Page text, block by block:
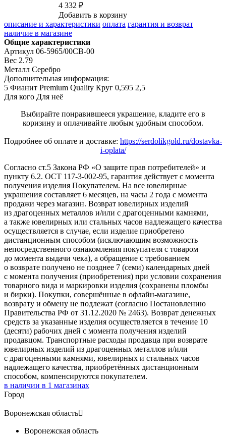
4 332 ₽
Добавить в корзину
описание и характеристики оплата гарантия и возврат
наличие в магазине
Общие характеристики
Артикул 06-5965/00СВ-00
Вес 2.79
Металл Серебро
Дополнительная информация:
5 Фианит Premium Quality Круг 0,595 2,5
Для кого Для неё
Выбирайте понравившееся украшение, кладите его в
коризину и оплачивайте любым удобным способом.
Подробнее об оплате и доставке: https://serdolikgold.ru/dostavka-
i-oplata/
Согласно ст.5 Закона РФ «О защите прав потребителей» и
пункту 6.2. ОСТ 117-3-002-95, гарантия действует с момента
получения изделия Покупателем. На все ювелирные
украшения составляет 6 месяцев, на часы 2 года с момента
продажи через магазин. Возврат ювелирных изделий
из драгоценных металлов и/или с драгоценными камнями,
а также ювелирных или стальных часов надлежащего качества
осуществляется в случае, если изделие приобретено
дистанционным способом (исключающим возможность
непосредственного ознакомления покупателя с товаром
до момента выдачи чека), а обращение с требованием
о возврате получено не позднее 7 (семи) календарных дней
с момента получения (приобретения) при условии сохранения
товарного вида и маркировки изделия (сохранены пломбы
и бирки). Покупки, совершённые в офлайн-магазине,
возврату и обмену не подлежат (согласно Постановлению
Правительства РФ от 31.12.2020 № 2463). Возврат денежных
средств за указанные изделия осуществляется в течение 10
(десяти) рабочих дней с момента получения изделий
продавцом. Транспортные расходы продавца при возврате
ювелирных изделий из драгоценных металлов и/или
с драгоценными камнями, ювелирных и стальных часов
надлежащего качества, приобретённых дистанционным
способом, компенсируются покупателем.
в наличии в 1 магазинах
Город
Воронежская область
Воронежская область